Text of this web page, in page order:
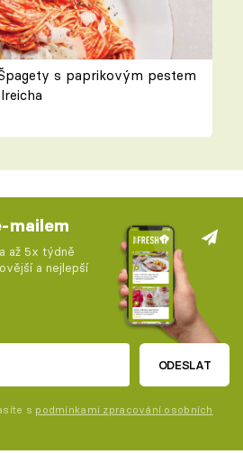
s paprikovým pestem
mailem
až 5x týdně
a nejlepší
ODESLAT
s podmínkami zpracování osobních